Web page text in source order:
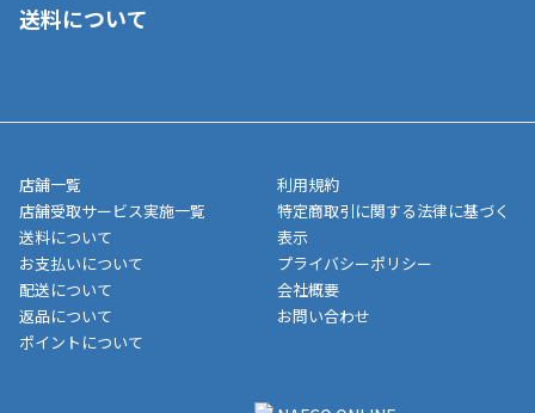
■代金引換(代引)※手数料がかかります
■商品によっては一部決済方法が使用できない場合がございま
す。
ご注文が確認出来次第、1～4営業日に発送いたします。「お取り
業日にてお引渡しとなります。(離島などの場合、例外もあります)
メーカー直送品など一部商品については、その他商品との購入に
制限がかかる場合がございます。また発送日についても、通常と
異なる場合がございます。対象商品の説明ページをご確認くださ
い。
■店舗受取をご選択いただいた場合
ご注文が確認出来次第、お受取される店舗在庫を使用してご準備
をさせていただきます。店舗に在庫がない場合は店舗よりお取り
いただく場合がございます。店舗準備でのお渡しとなる為、商品
送料について
店舗一覧
店舗受取サービス実施一覧
送料について
お支払いについて
配送について
返品について
ポイントについて
利用規約
特定商取引に関する法律に基づく
表示
プライバシーポリシー
会社概要
お問い合わせ